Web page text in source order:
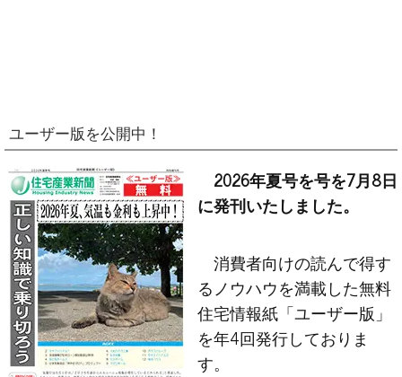
ユーザー版を公開中！
2026年夏号を号を7月8日
に発刊いたしました。
消費者向けの読んで得す
るノウハウを満載した無料
住宅情報紙「ユーザー版」
を年4回発行しておりま
す。